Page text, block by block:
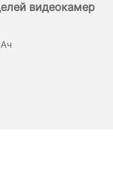
видеокамер